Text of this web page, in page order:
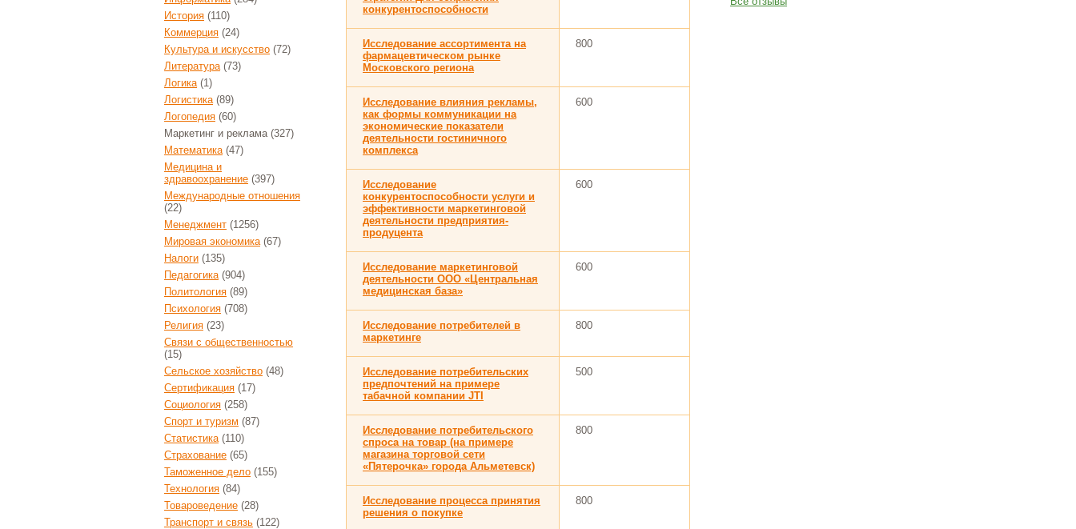
История (110)
Коммерция (24)
Культура и искусство (72)
Литература(73)
Логика(1)
Логистика(89)
Логопедия (60)
Маркетинг и реклама(327)
Математика(47)
Медицина и
здравоохранение (397)
Международные отношения
(22)
Менеджмент (1256)
Мировая экономика(67)
Налоги (135)
Педагогика(904)
Политология (89)
Психология (708)
Религия (23)
Связи с общественностью
(15)
Сельское хозяйство (48)
Сертификация (17)
Социология (258)
Спорт и туризм (87)
Статистика(110)
Страхование (65)
Таможенное дело (155)
Технология (84)
Товароведение (28)
Транспорт и связь (122)
конкурентоспособности
Исследование ассортимента на
фармацевтическом рынке
Московского региона
800
Исследование влияния рекламы,
как формы коммуникации на
экономические показатели
деятельности гостиничного
комплекса
600
Исследование
конкурентоспособности услуги и
эффективности маркетинговой
деятельности предприятия-
продуцента
600
Исследование маркетинговой
деятельности ООО «Центральная
медицинская база»
600
Исследование потребителей в
маркетинге
800
Исследование потребительских
предпочтений на примере
табачной компании JTI
500
Исследование потребительского
спроса на товар (на примере
магазина торговой сети
«Пятерочка» города Альметевск)
800
Исследование процесса принятия
решения о покупке
800